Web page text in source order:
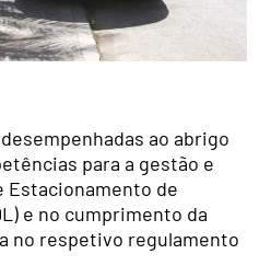
ao abrigo
para a gestão e
Estacionamento de
e no cumprimento da
no respetivo regulamento